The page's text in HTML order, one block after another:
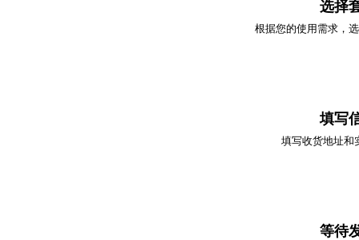
选择
根据您的使用需求，
填写
填写收货地址和
等待